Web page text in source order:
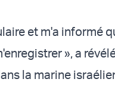
et m'a informé
», a
la marine